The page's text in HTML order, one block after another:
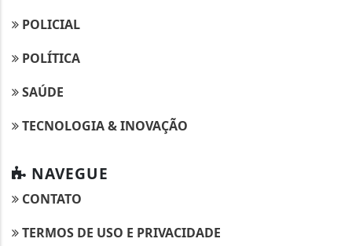
POLICIAL
POLÍTICA
SAÚDE
TECNOLOGIA & INOVAÇÃO
NAVEGUE
CONTATO
TERMOS DE USO E PRIVACIDADE